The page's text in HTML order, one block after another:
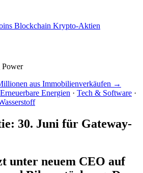
Blockchain Krypto-Aktien
Power
aus Immobilienverkäufen →
Erneuerbare Energien · Tech & Software ·
30. Juni für Gateway-
unter neuem CEO auf